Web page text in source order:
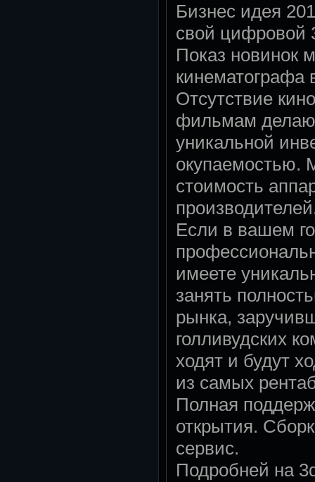
Бизнес идея
свой цифровой
Показ новинок
кинематографа
Отсутствие
фильмам
уникальной
окупаемостью.
стоимость
Если в вашем
имеете
занять
рынка,
голливудских
ходят и будут
из самых
Полная
открытия.
сервис.
Подробней на